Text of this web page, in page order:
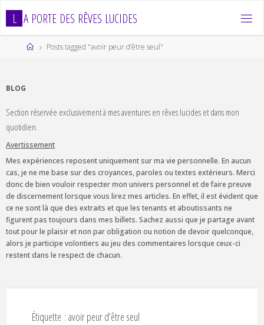
L A PORTE DES RÊVES LUCIDES
HomePosts tagged "avoir peur d’être seul"
BLOG
Section réservée exclusivement à mes aventures en rêves lucides et dans mon
quotidien.
Avertissement
Mes expériences reposent uniquement sur ma vie personnelle. En aucun
cas, je ne me base sur des croyances, paroles ou textes extérieurs. Merci
donc de bien vouloir respecter mon univers personnel et de faire preuve
de discernement lorsque vous lirez mes articles. En effet, il est évident que
ce ne sont là que des extraits et que les tenants et aboutissants ne
figurent pas toujours dans mes billets. Sachez aussi que je partage avant
tout pour le plaisir et non par obligation ou notion de devoir quelconque,
alors je participe volontiers au jeu des commentaires lorsque ceux-ci
restent dans le respect de chacun.
Étiquette : avoir peur d’être seul